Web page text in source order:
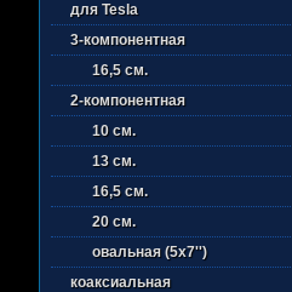
для Tesla
3-компонентная
16,5 см.
2-компонентная
10 см.
13 см.
16,5 см.
20 см.
овальная (5х7'')
коаксиальная